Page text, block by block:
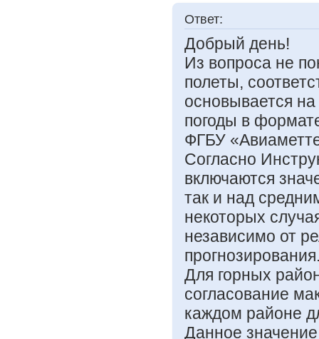
Ответ:
Добрый день!
Из вопроса не
полеты,
основывается
погоды в
ФГБУ
Согласно
включаются
так и над
некоторых
независимо от
Для горных
согласование
каждом районе
Данное